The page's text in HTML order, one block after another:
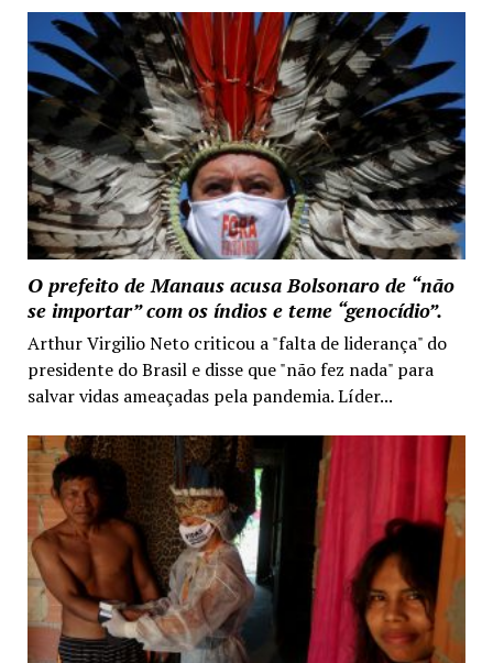
O prefeito de Manaus acusa Bolsonaro de “não
se importar” com os índios e teme “genocídio”.
Arthur Virgilio Neto criticou a "falta de liderança" do
presidente do Brasil e disse que "não fez nada" para
salvar vidas ameaçadas pela pandemia. Líder...